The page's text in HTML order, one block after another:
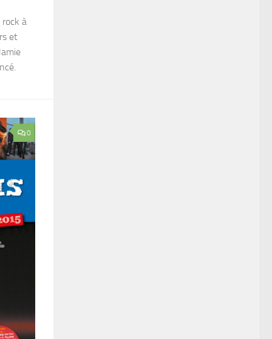
rock à
et
0